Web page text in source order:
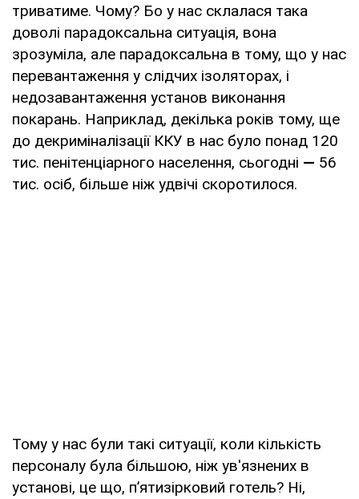
триватиме. Чому? Бо у нас склалася така
доволі парадоксальна ситуація, вона
зрозуміла, але парадоксальна в тому, що у нас
перевантаження у слідчих ізоляторах, і
недозавантаження установ виконання
покарань. Наприклад, декілька років тому, ще
до декриміналізації ККУ в нас було понад 120
тис. пенітенціарного населення, сьогодні — 56
тис. осіб, більше ніж удвічі скоротилося.
Тому у нас були такі ситуації, коли кількість
персоналу була більшою, ніж ув'язнених в
установі, це що, п’ятизірковий готель? Ні,